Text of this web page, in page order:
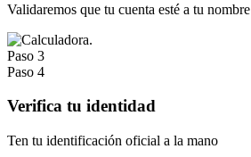
Validaremos que tu cuenta esté a tu nombre
Paso 3
Paso 4
Verifica tu identidad
Ten tu identificación oficial a la mano